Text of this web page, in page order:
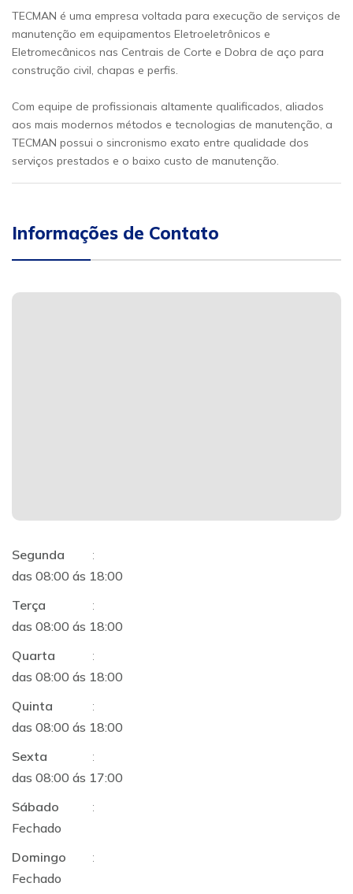
TECMAN é uma empresa voltada para execução de serviços de
manutenção em equipamentos Eletroeletrônicos e
Eletromecânicos nas Centrais de Corte e Dobra de aço para
construção civil, chapas e perfis.
Com equipe de profissionais altamente qualificados, aliados
aos mais modernos métodos e tecnologias de manutenção, a
TECMAN possui o sincronismo exato entre qualidade dos
serviços prestados e o baixo custo de manutenção.
Informações de Contato
Segunda
:
das 08:00 ás 18:00
Terça
:
das 08:00 ás 18:00
Quarta
:
das 08:00 ás 18:00
Quinta
:
das 08:00 ás 18:00
Sexta
:
das 08:00 ás 17:00
Sábado
:
Fechado
Domingo
:
Fechado